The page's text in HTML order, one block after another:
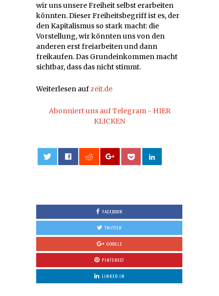
wir uns unsere Freiheit selbst erarbeiten
könnten. Dieser Freiheitsbegriff ist es, der
den Kapitalismus so stark macht: die
Vorstellung, wir könnten uns von den
anderen erst freiarbeiten und dann
freikaufen. Das Grundeinkommen macht
sichtbar, dass das nicht stimmt.
Weiterlesen aufzeit.de
Abonniert uns auf Telegram - HIER
KLICKEN
FACEBOOK
TWITTER
GOOGLE
PINTEREST
LINKED IN